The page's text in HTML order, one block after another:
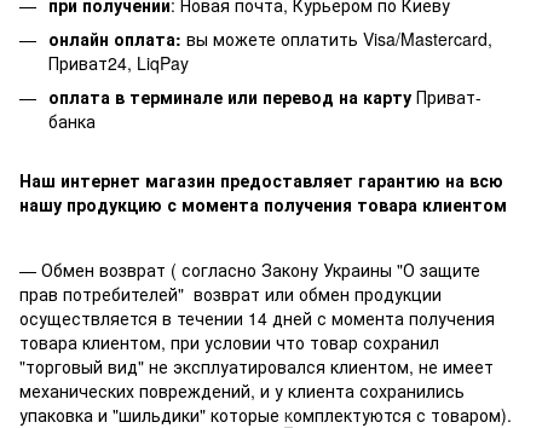
онлайн оплата: вы можете оплатить Visa/Mastercard,
Приват24, LiqPay
оплата в терминале или перевод на карту Приват-
банка
Наш интернет магазин предоставляет гарантию на всю
нашу продукцию с момента получения товара клиентом
— Обмен возврат ( согласно Закону Украины "О защите
прав потребителей" возврат или обмен продукции
осуществляется в течении 14 дней с момента получения
товара клиентом, при условии что товар сохранил
"торговый вид" не эксплуатировался клиентом, не имеет
механических повреждений, и у клиента сохранились
упаковка и "шильдики" которые комплектуются с товаром).